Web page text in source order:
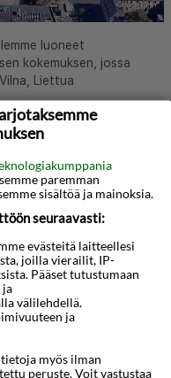
luoneet
kokemuksen, jossa
Liettua
ja uutisia
paremman
sisältöä ja mainoksia.
seuraavasti:
evästeitä laitteellesi
joilla vierailit, IP-
Pääset tutustumaan
ja
välilehdellä.
ja
myös ilman
peruste. Voit vastustaa